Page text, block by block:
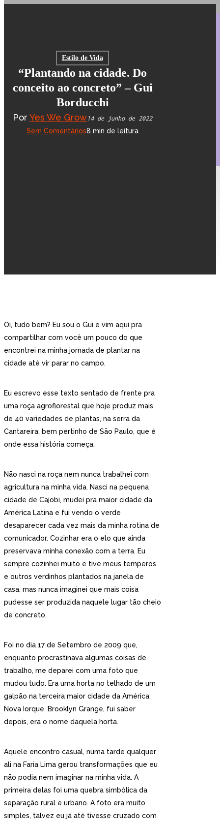
instagram
spotify
LOJA
SOBRE
Menu
Estilo de Vida
“Plantando na cidade. Do
conceito ao concreto” – Gui
Borducchi
Por Yes We Grow 14 de junho de 2022
Sem Comentários8 min de leitura
Oi, tudo bem? Eu sou o Gui e vim aqui pra
compartilhar com você um pouco do que
encontrei na minha jornada de plantar na
cidade até vir parar no campo.
Eu escrevo esse texto sentado de frente pra
uma roça agroflorestal que hoje produz mais
de 40 variedades de plantas, na serra da
Cantareira, bem pertinho de São Paulo, que é
onde essa história começa.
Não nasci na roça nem nunca trabalhei com
agricultura na minha vida. Nasci na pequena
cidade de Cajobi, mudei pra maior cidade da
América Latina e fui vendo o verde
desaparecer cada vez mais da minha rotina de
comunicador. Cozinhar era o elo que ainda
preservava minha conexão com a terra. Eu
sempre cozinhei muito e tive meus temperos
e outros verdinhos plantados na janela de
casa, mas nunca imaginei que mais coisa
pudesse ser produzida naquele lugar tão cheio
de concreto.
Foi no dia 17 de Setembro de 2009 que,
enquanto procrastinava algumas coisas de
trabalho, me deparei com uma foto que
mudou tudo. Era uma horta no telhado de um
galpão na terceira maior cidade da América:
Nova Iorque. Brooklyn Grange, fui saber
depois, era o nome daquela horta.
Aquele encontro casual, numa tarde qualquer
ali na Faria Lima gerou transformações que eu
não podia nem imaginar na minha vida. A
primeira delas foi uma quebra simbólica da
separação rural e urbano. A foto era muito
simples, talvez eu já até tivesse cruzado com